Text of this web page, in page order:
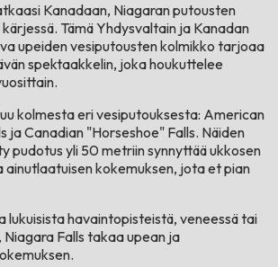
Kanadaan, Niagaran putousten
Tämä Yhdysvaltain ja Kanadan
upeiden vesiputousten kolmikko tarjoaa
spektaakkelin, joka houkuttelee
kolmesta eri vesiputouksesta: American
ja Canadian "Horseshoe" Falls. Näiden
pudotus yli 50 metriin synnyttää ukkosen
ainutlaatuisen kokemuksen, jota et pian
lukuisista havaintopisteistä, veneessä tai
Falls takaa upean ja